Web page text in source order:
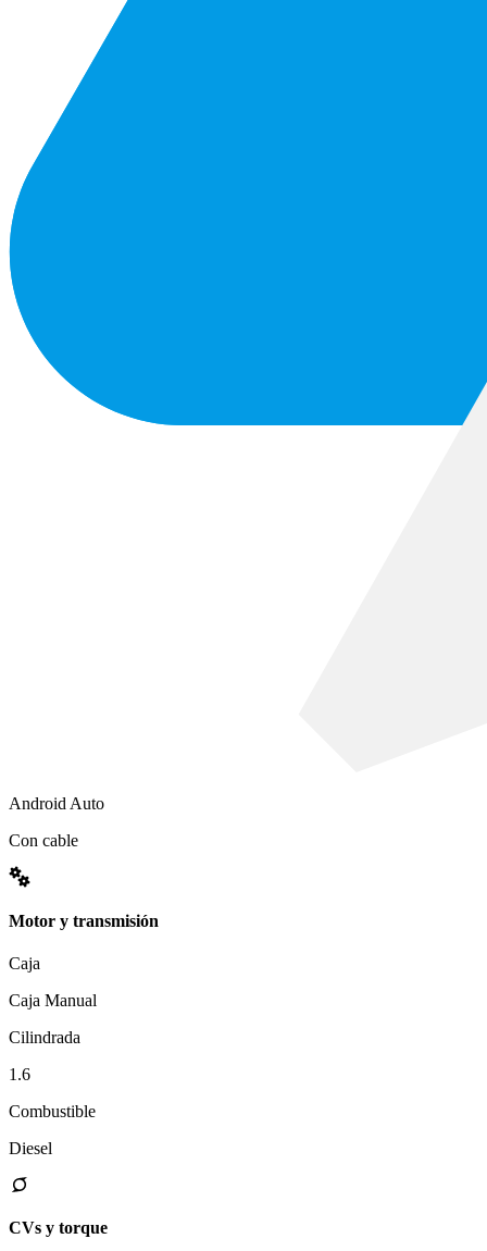
Android Auto
Con cable
Motor y transmisión
Caja
Caja Manual
Cilindrada
1.6
Combustible
Diesel
CVs y torque